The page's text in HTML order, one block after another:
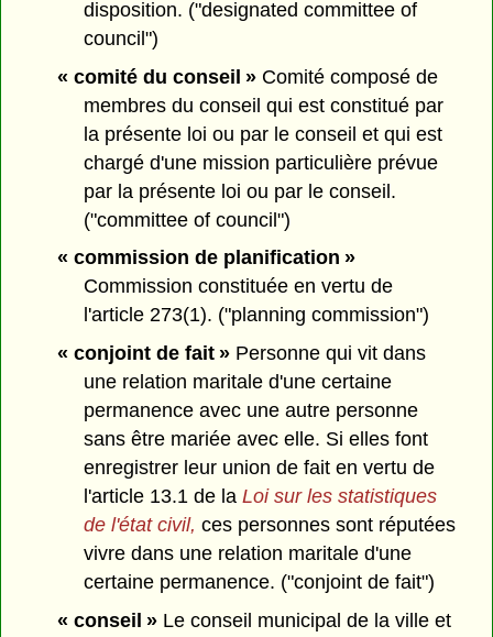
disposition. ("designated committee of
council")
« comité du conseil »Comité composé de
membres du conseil qui est constitué par
la présente loi ou par le conseil et qui est
chargé d'une mission particulière prévue
par la présente loi ou par le conseil.
("committee of council")
« commission de planification »
Commission constituée en vertu de
l'article 273(1). ("planning commission")
« conjoint de fait »Personne qui vit dans
une relation maritale d'une certaine
permanence avec une autre personne
sans être mariée avec elle. Si elles font
enregistrer leur union de fait en vertu de
l'article 13.1 de laLoi sur les statistiques
de l'état civil,ces personnes sont réputées
vivre dans une relation maritale d'une
certaine permanence. ("conjoint de fait")
« conseil »Le conseil municipal de la ville et